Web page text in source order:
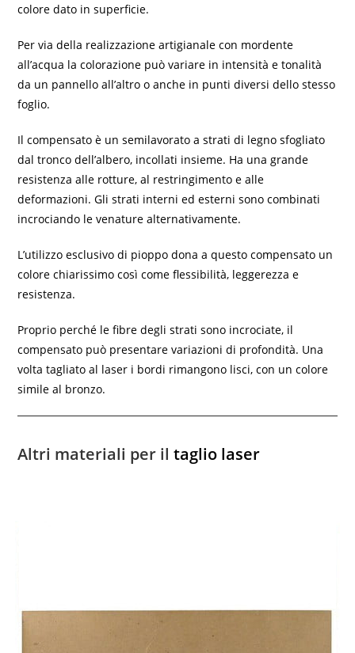
colore dato in superficie.
Per via della realizzazione artigianale con mordente
all’acqua la colorazione può variare in intensità e tonalità
da un pannello all’altro o anche in punti diversi dello stesso
foglio.
Il compensato è un semilavorato a strati di legno sfogliato
dal tronco dell’albero, incollati insieme. Ha una grande
resistenza alle rotture, al restringimento e alle
deformazioni. Gli strati interni ed esterni sono combinati
incrociando le venature alternativamente.
L’utilizzo esclusivo di pioppo dona a questo compensato un
colore chiarissimo così come flessibilità, leggerezza e
resistenza.
Proprio perché le fibre degli strati sono incrociate, il
compensato può presentare variazioni di profondità. Una
volta tagliato al laser i bordi rimangono lisci, con un colore
simile al bronzo.
Altri materiali per iltaglio laser